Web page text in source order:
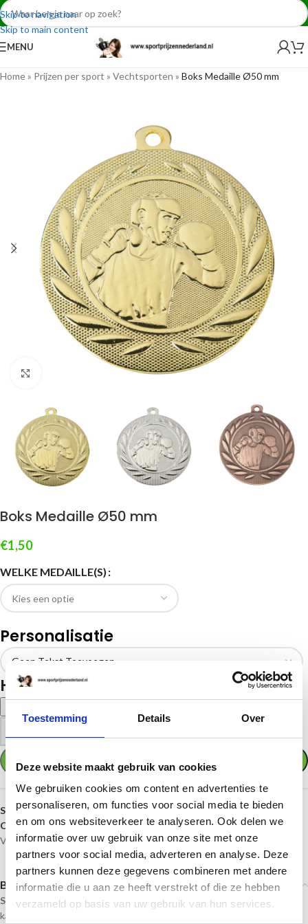
Toestemming Details Over
Deze website maakt gebruik van cookies
We gebruiken cookies om content en advertenties te
personaliseren, om functies voor social media te bieden
en om ons websiteverkeer te analyseren. Ook delen we
informatie over uw gebruik van onze site met onze
partners voor social media, adverteren en analyse. Deze
partners kunnen deze gegevens combineren met andere
informatie die u aan ze heeft verstrekt of die ze hebben
verzameld op basis van uw gebruik van hun services.
Skip to navigation
Skip to main content
MENU
Home» Prijzen per sport » Vechtsporten » Boks Medaille Ø50 mm
Klik om te vergroten
Boks Medaille Ø50 mm
€1,50
WELKE MEDAILLE(S)
Personalisatie
Halslint
SKU:DI5000.P
Categorieën:Gouden medailles, Medailles,Middelgrote medailles
Vechtsporten
Beschrijving
Sportprijzennederland.nl levert deze medailles direct uit voorraad. En
kan daardoor